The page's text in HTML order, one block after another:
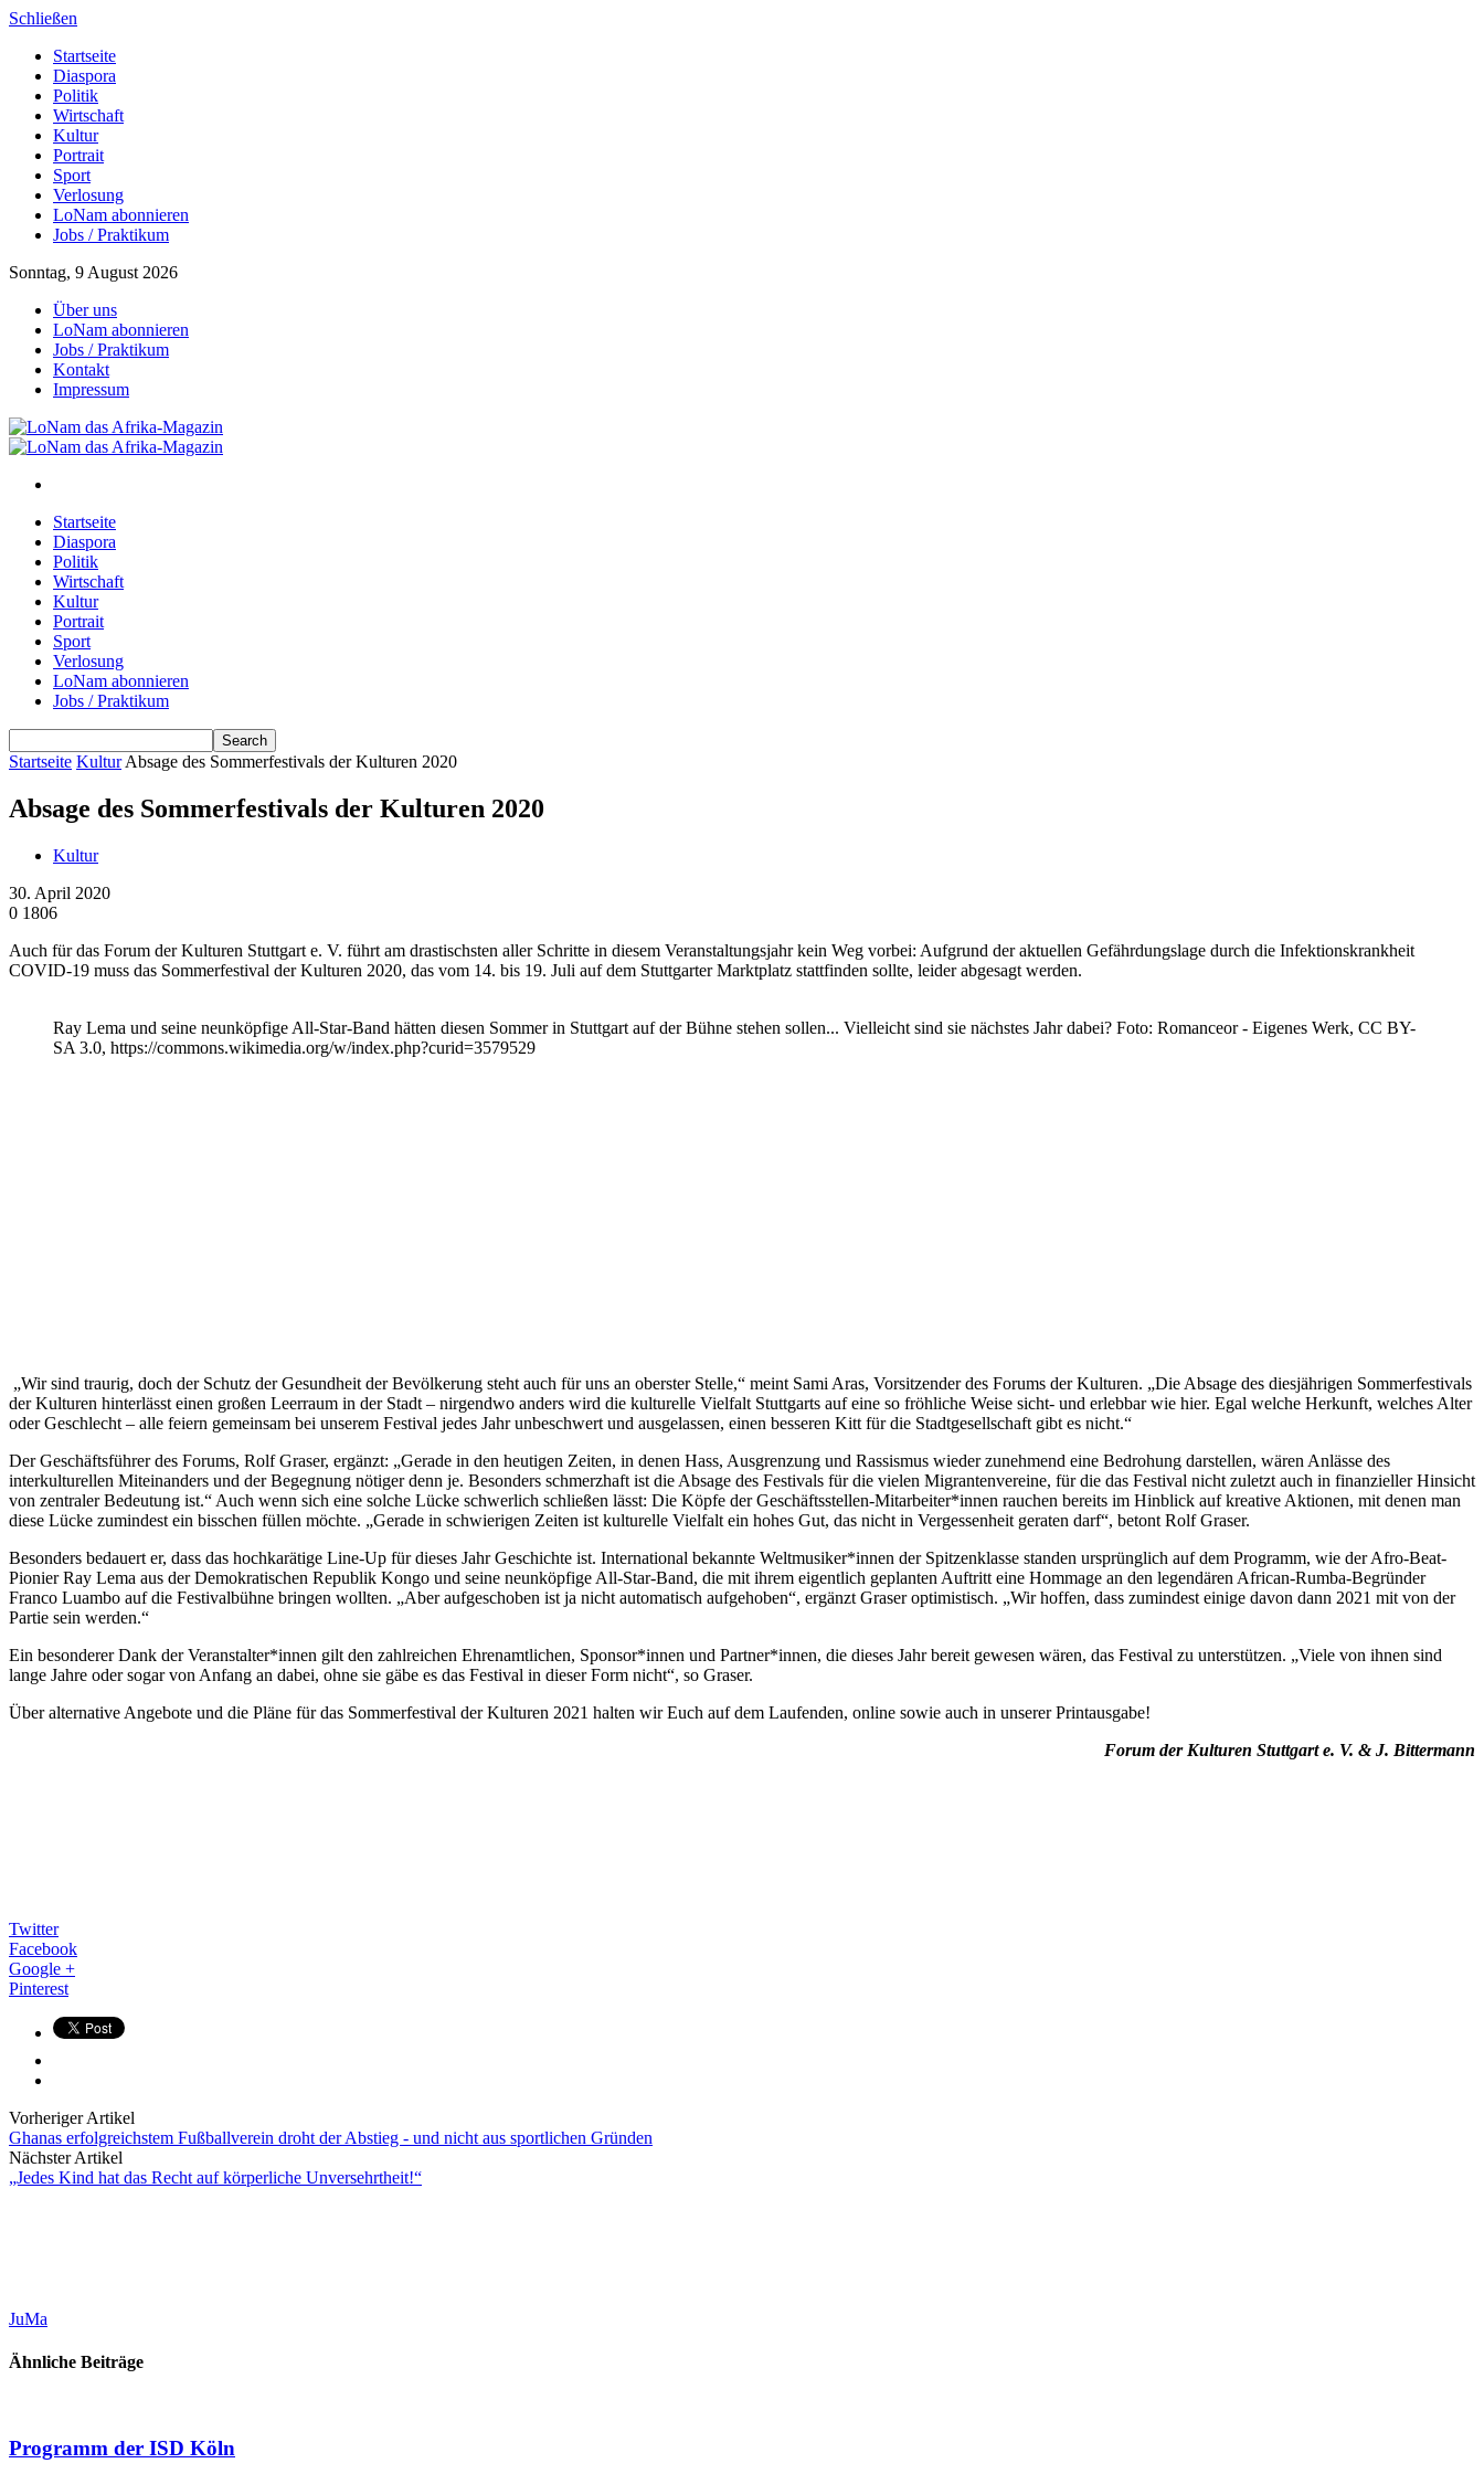
Schließen
Startseite
Diaspora
Politik
Wirtschaft
Kultur
Portrait
Sport
Verlosung
LoNam abonnieren
Jobs / Praktikum
Sonntag, 9 August 2026
Über uns
LoNam abonnieren
Jobs / Praktikum
Kontakt
Impressum
Startseite
Diaspora
Politik
Wirtschaft
Kultur
Portrait
Sport
Verlosung
LoNam abonnieren
Jobs / Praktikum
Startseite Kultur Absage des Sommerfestivals der Kulturen 2020
Absage des Sommerfestivals der Kulturen 2020
Kultur
30. April 2020
0 1806
Auch für das Forum der Kulturen Stuttgart e. V. führt am drastischsten aller Schritte in diesem Veranstaltungsjahr kein Weg vorbei: Aufgrund der aktuellen Gefährdungslage durch die Infektionskrankheit
COVID-19 muss das Sommerfestival der Kulturen 2020, das vom 14. bis 19. Juli auf dem Stuttgarter Marktplatz stattfinden sollte, leider abgesagt werden.
Ray Lema und seine neunköpfige All-Star-Band hätten diesen Sommer in Stuttgart auf der Bühne stehen sollen... Vielleicht sind sie nächstes Jahr dabei? Foto: Romanceor - Eigenes Werk, CC BY-
SA 3.0, https://commons.wikimedia.org/w/index.php?curid=3579529
„Wir sind traurig, doch der Schutz der Gesundheit der Bevölkerung steht auch für uns an oberster Stelle,“ meint Sami Aras, Vorsitzender des Forums der Kulturen. „Die Absage des diesjährigen Sommerfestivals
der Kulturen hinterlässt einen großen Leerraum in der Stadt – nirgendwo anders wird die kulturelle Vielfalt Stuttgarts auf eine so fröhliche Weise sicht- und erlebbar wie hier. Egal welche Herkunft, welches Alter
oder Geschlecht – alle feiern gemeinsam bei unserem Festival jedes Jahr unbeschwert und ausgelassen, einen besseren Kitt für die Stadtgesellschaft gibt es nicht.“
Der Geschäftsführer des Forums, Rolf Graser, ergänzt: „Gerade in den heutigen Zeiten, in denen Hass, Ausgrenzung und Rassismus wieder zunehmend eine Bedrohung darstellen, wären Anlässe des
interkulturellen Miteinanders und der Begegnung nötiger denn je. Besonders schmerzhaft ist die Absage des Festivals für die vielen Migrantenvereine, für die das Festival nicht zuletzt auch in finanzieller Hinsicht
von zentraler Bedeutung ist.“ Auch wenn sich eine solche Lücke schwerlich schließen lässt: Die Köpfe der Geschäftsstellen-Mitarbeiter*innen rauchen bereits im Hinblick auf kreative Aktionen, mit denen man
diese Lücke zumindest ein bisschen füllen möchte. „Gerade in schwierigen Zeiten ist kulturelle Vielfalt ein hohes Gut, das nicht in Vergessenheit geraten darf“, betont Rolf Graser.
Besonders bedauert er, dass das hochkarätige Line-Up für dieses Jahr Geschichte ist. International bekannte Weltmusiker*innen der Spitzenklasse standen ursprünglich auf dem Programm, wie der Afro-Beat-
Pionier Ray Lema aus der Demokratischen Republik Kongo und seine neunköpfige All-Star-Band, die mit ihrem eigentlich geplanten Auftritt eine Hommage an den legendären African-Rumba-Begründer
Franco Luambo auf die Festivalbühne bringen wollten. „Aber aufgeschoben ist ja nicht automatisch aufgehoben“, ergänzt Graser optimistisch. „Wir hoffen, dass zumindest einige davon dann 2021 mit von der
Partie sein werden.“
Ein besonderer Dank der Veranstalter*innen gilt den zahlreichen Ehrenamtlichen, Sponsor*innen und Partner*innen, die dieses Jahr bereit gewesen wären, das Festival zu unterstützen. „Viele von ihnen sind
lange Jahre oder sogar von Anfang an dabei, ohne sie gäbe es das Festival in dieser Form nicht“, so Graser.
Über alternative Angebote und die Pläne für das Sommerfestival der Kulturen 2021 halten wir Euch auf dem Laufenden, online sowie auch in unserer Printausgabe!
Forum der Kulturen Stuttgart e. V. & J. Bittermann
Twitter
Facebook
Google +
Pinterest
Vorheriger Artikel
Ghanas erfolgreichstem Fußballverein droht der Abstieg - und nicht aus sportlichen Gründen
Nächster Artikel
„Jedes Kind hat das Recht auf körperliche Unversehrtheit!“
JuMa
Ähnliche Beiträge
Programm der ISD Köln